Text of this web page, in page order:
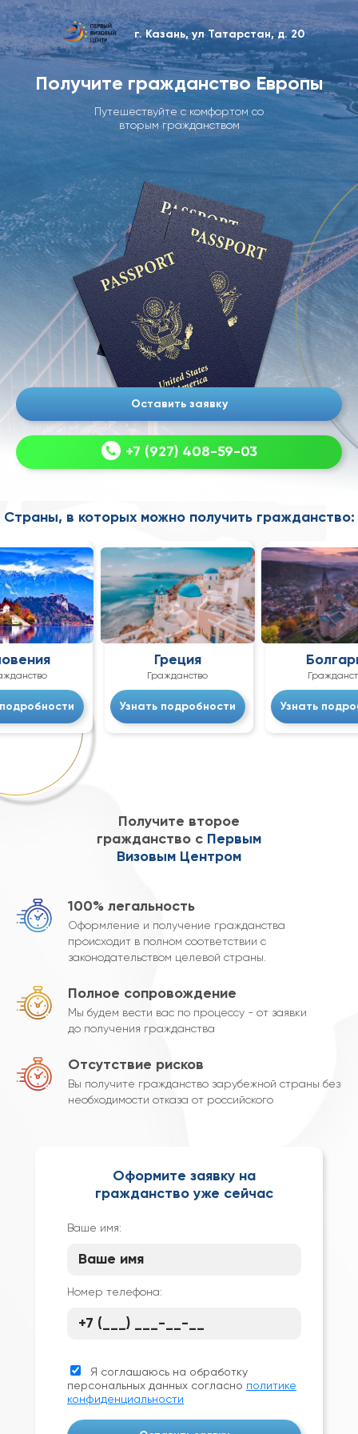
г. Казань, ул Татарстан, д. 20
Получите гражданство Европы
Путешествуйте с комфортом со
вторым гражданством
Оставить заявку
+7 (927) 408-59-03
Страны, в которых можно получить гражданство:
Греция
Гражданство
Узнать подробности Узнать
Получите второе
гражданство с Первым
Визовым Центром
100% легальность
Оформление и получение гражданства
происходит в полном соответствии с
законодательством целевой страны.
Полное сопровождение
Мы будем вести вас по процессу - от заявки
до получения гражданства
Отсутствие рисков
Вы получите гражданство зарубежной страны без
необходимости отказа от российского
Оформите заявку на
гражданство уже сейчас
Ваше имя:
Номер телефона:
Я соглашаюсь на обработку
персональных данных согласно политике
конфиденциальности